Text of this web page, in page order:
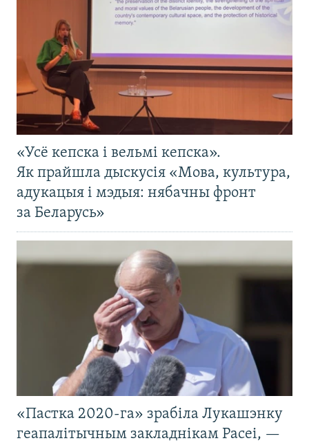
«Усё кепска і вельмі кепска».
Як прайшла дыскусія «Мова, культура,
адукацыя і мэдыя: нябачны фронт
за Беларусь»
«Пастка 2020-га» зрабіла Лукашэнку
геапалітычным закладнікам Расеі, —